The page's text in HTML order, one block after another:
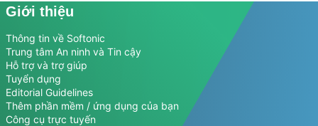
Giới thiệu
Thông tin về Softonic
Trung tâm An ninh và Tin cậy
Hỗ trợ và trợ giúp
Tuyển dụng
Editorial Guidelines
Thêm phần mềm / ứng dụng của bạn
Công cụ trực tuyến